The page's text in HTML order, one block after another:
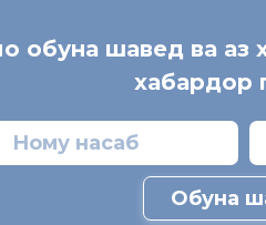
обуна шавед ва аз
хабардор
Обуна